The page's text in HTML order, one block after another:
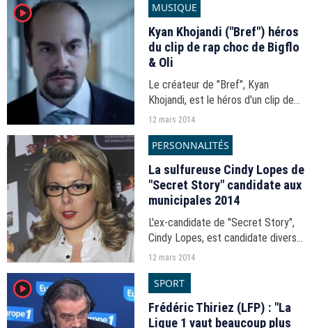
player2 MUSIQUE
Kyan Khojandi ("Bref") héros
du clip de rap choc de Bigflo
& Oli
Le créateur de "Bref", Kyan
Khojandi, est le héros d'un clip de
rap choc du jeune groupe
12 mars 2014
PERSONNALITÉS
La sulfureuse Cindy Lopes de
"Secret Story" candidate aux
municipales 2014
L'ex-candidate de "Secret Story",
Cindy Lopes, est candidate divers
droite aux municipales 2014 dans le
12 mars 2014
player2 SPORT
Frédéric Thiriez (LFP) : "La
Ligue 1 vaut beaucoup plus